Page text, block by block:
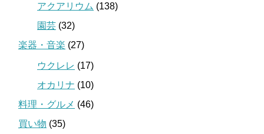
アクアリウム (138)
園芸 (32)
楽器・音楽 (27)
ウクレレ (17)
オカリナ (10)
料理・グルメ (46)
買い物 (35)